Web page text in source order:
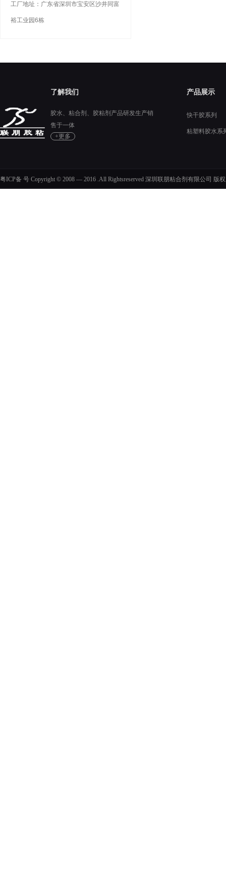
工厂地址：广东省深圳市宝安区沙井同富
裕工业园6栋
了解我们
胶水、粘合剂、胶粘剂产品研发生产销
售于一体
+更多
产品展示
快干胶系列
粘塑料胶水系
粤ICP备 号 Copyright © 2008 — 2016 .All Rightsreserved 深圳联朋粘合剂有限公司 版